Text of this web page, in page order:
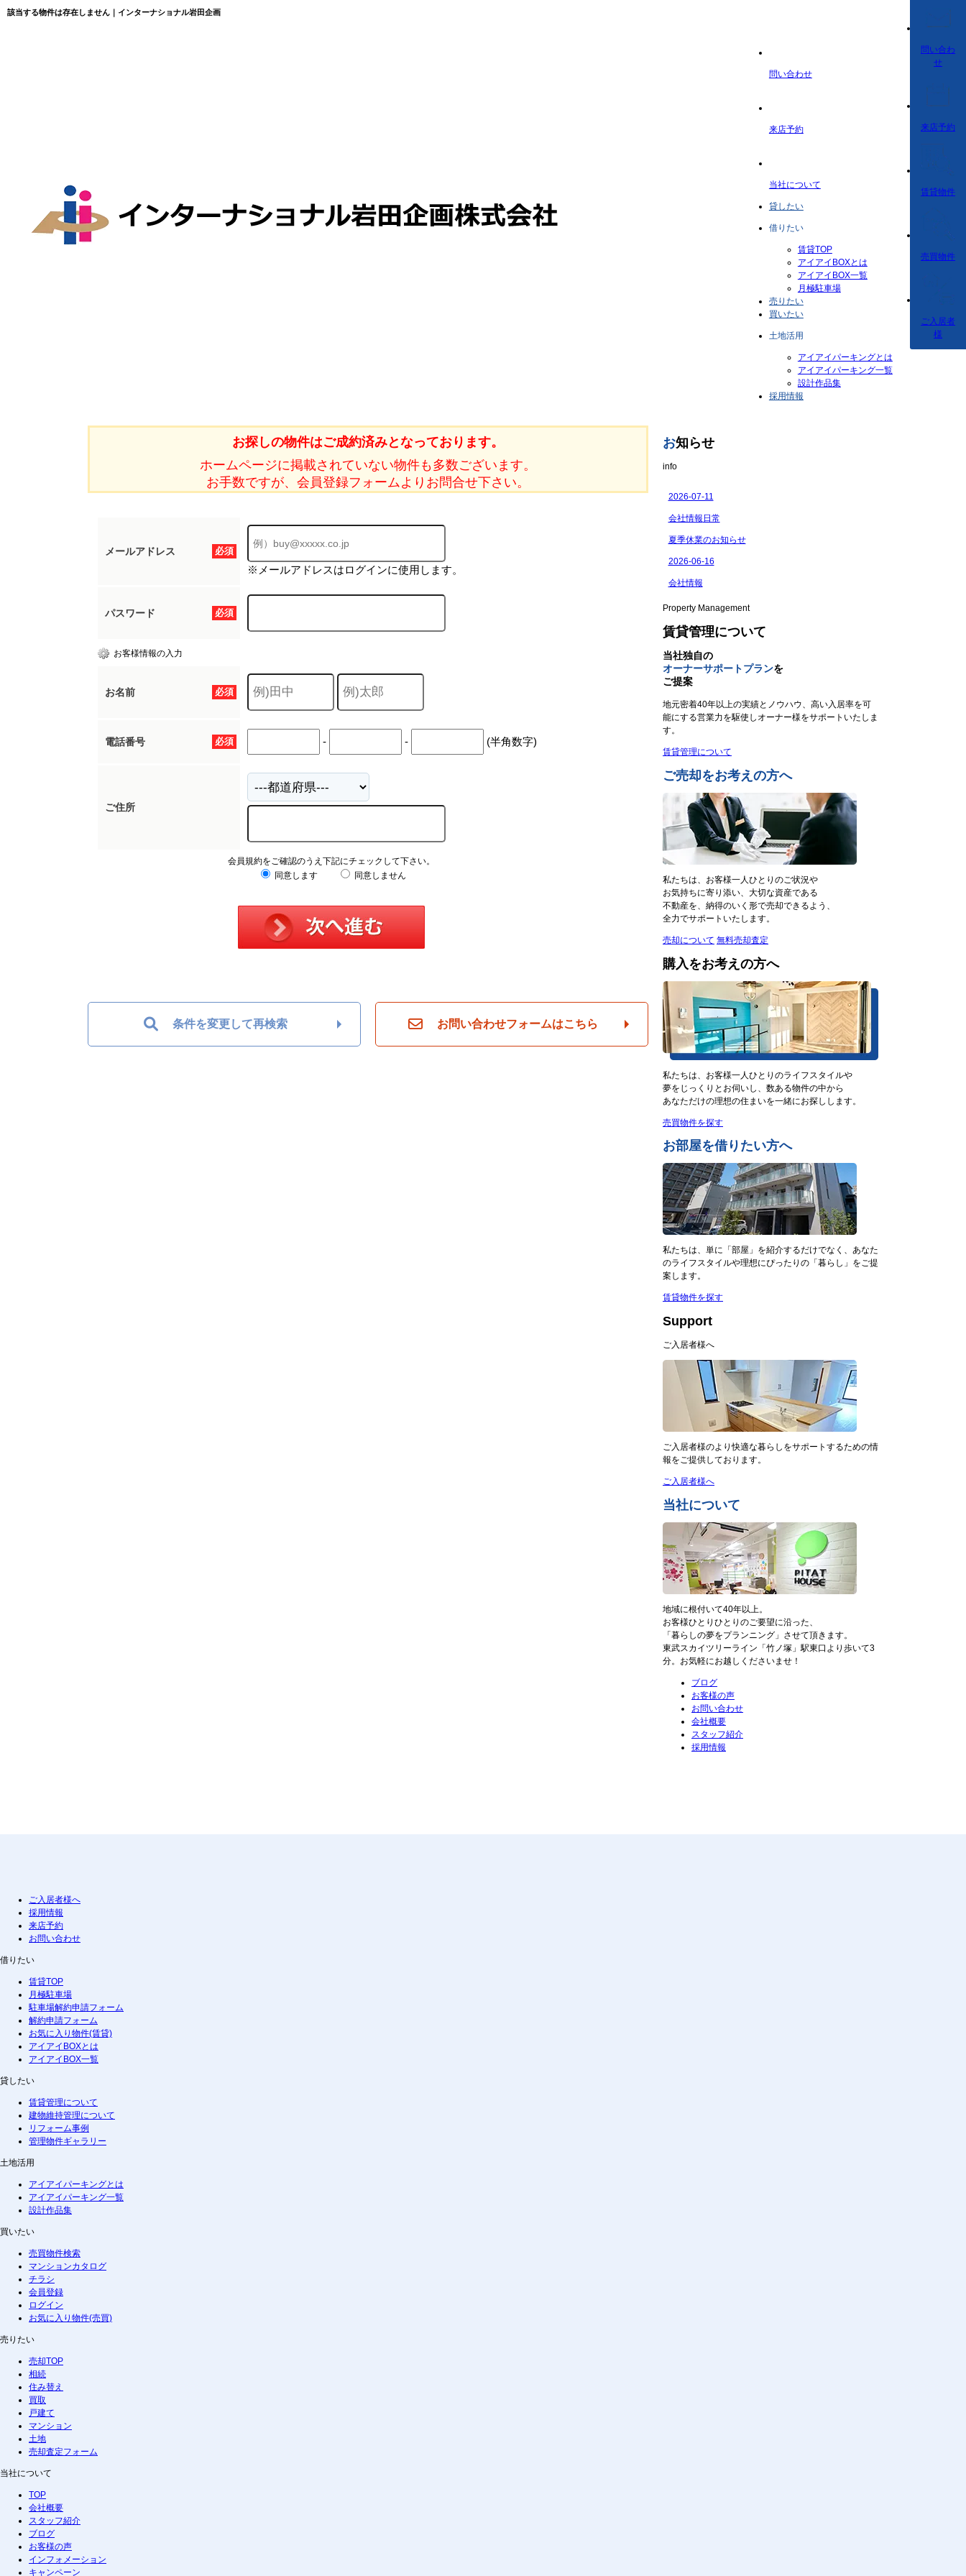
該当する物件は存在しません｜インターナショナル岩田企画
問い合わせ
来店予約
当社について
貸したい
借りたい
賃貸TOP
アイアイBOXとは
アイアイBOX一覧
月極駐車場
売りたい
買いたい
土地活用
アイアイパーキングとは
アイアイパーキング一覧
設計作品集
採用情報
問い合わ
せ
来店予約
賃貸物件
売買物件
ご入居者
様
お探しの物件はご成約済みとなっております。
ホームページに掲載されていない物件も多数ございます。
お手数ですが、会員登録フォームよりお問合せ下さい。
必須
メールアドレス
※メールアドレスはログインに使用します。
必須
パスワード
お客様情報の入力
必須
お名前
必須
電話番号 - - (半角数字)
ご住所
会員規約をご確認のうえ下記にチェックして下さい。
同意します
同意しません
条件を変更して再検索 お問い合わせフォームはこちら
お知らせ
info
Property Management
賃貸管理について
当社独自の
オーナーサポートプランを
ご提案
地元密着40年以上の実績とノウハウ、高い入居率を可
能にする営業力を駆使しオーナー様をサポートいたしま
す。
賃貸管理について
ご売却をお考えの方へ
私たちは、お客様一人ひとりのご状況や
お気持ちに寄り添い、大切な資産である
不動産を、納得のいく形で売却できるよう、
全力でサポートいたします。
売却について 無料売却査定
購入をお考えの方へ
私たちは、お客様一人ひとりのライフスタイルや
夢をじっくりとお伺いし、数ある物件の中から
あなただけの理想の住まいを一緒にお探しします。
売買物件を探す
お部屋を借りたい方へ
私たちは、単に「部屋」を紹介するだけでなく、あなた
のライフスタイルや理想にぴったりの「暮らし」をご提
案します。
賃貸物件を探す
Support
ご入居者様へ
ご入居者様のより快適な暮らしをサポートするための情
報をご提供しております。
ご入居者様へ
当社について
地域に根付いて40年以上。
お客様ひとりひとりのご要望に沿った、
「暮らしの夢をプランニング」させて頂きます。
東武スカイツリーライン「竹ノ塚」駅東口より歩いて3
分。お気軽にお越しくださいませ！
ブログ
お客様の声
お問い合わせ
会社概要
スタッフ紹介
採用情報
ご入居者様へ
採用情報
来店予約
お問い合わせ
借りたい
賃貸TOP
月極駐車場
駐車場解約申請フォーム
解約申請フォーム
お気に入り物件(賃貸)
アイアイBOXとは
アイアイBOX一覧
貸したい
賃貸管理について
建物維持管理について
リフォーム事例
管理物件ギャラリー
土地活用
アイアイパーキングとは
アイアイパーキング一覧
設計作品集
買いたい
売買物件検索
マンションカタログ
チラシ
会員登録
ログイン
お気に入り物件(売買)
売りたい
売却TOP
相続
住み替え
買取
戸建て
マンション
土地
売却査定フォーム
当社について
TOP
会社概要
スタッフ紹介
ブログ
お客様の声
インフォメーション
キャンペーン